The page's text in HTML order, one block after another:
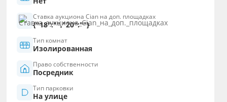
Ставка аукциона Cian на доп. площадках
{"18":"","20":""}
Тип комнат
Изолированная
Право собственности
Посредник
Тип парковки
На улице